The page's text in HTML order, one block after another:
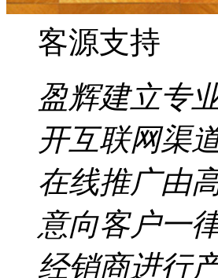
客源支持
盈辉建立专
开互联网渠
在线推广由
意向客户一
经销商进行